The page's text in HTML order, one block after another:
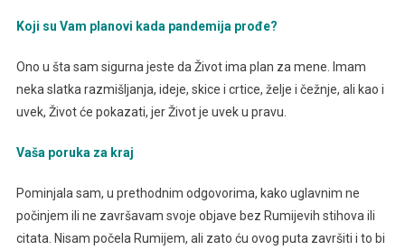
Koji su Vam planovi kada pandemija prođe?
Ono u šta sam sigurna jeste da Život ima plan za mene. Imam
neka slatka razmišljanja, ideje, skice i crtice, želje i čežnje, ali kao i
uvek, Život će pokazati, jer Život je uvek u pravu.
Vaša poruka za kraj
Pominjala sam, u prethodnim odgovorima, kako uglavnim ne
počinjem ili ne završavam svoje objave bez Rumijevih stihova ili
citata. Nisam počela Rumijem, ali zato ću ovog puta završiti i to bi